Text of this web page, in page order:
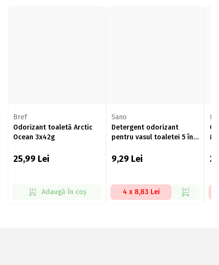
Bref
Odorizant toaletă Arctic
Ocean 3x42g
25,99 Lei
Adaugă în coș
Sano
Detergent odorizant
pentru vasul toaletei 5 în1
9,29 Lei
4 x 8,83 Lei